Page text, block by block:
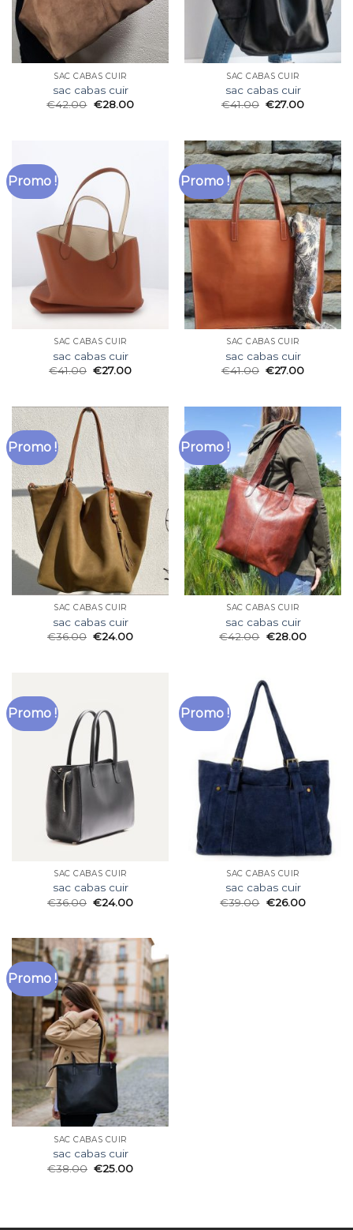
SAC CABAS CUIR
sac cabas cuir
€42.00 €28.00
SAC CABAS CUIR
sac cabas cuir
€41.00 €27.00
Promo !
SAC CABAS CUIR
sac cabas cuir
€41.00 €27.00
Promo !
SAC CABAS CUIR
sac cabas cuir
€41.00 €27.00
Promo !
SAC CABAS CUIR
sac cabas cuir
€36.00 €24.00
Promo !
SAC CABAS CUIR
sac cabas cuir
€42.00 €28.00
Promo !
SAC CABAS CUIR
sac cabas cuir
€36.00 €24.00
Promo !
SAC CABAS CUIR
sac cabas cuir
€39.00 €26.00
Promo !
SAC CABAS CUIR
sac cabas cuir
€38.00 €25.00